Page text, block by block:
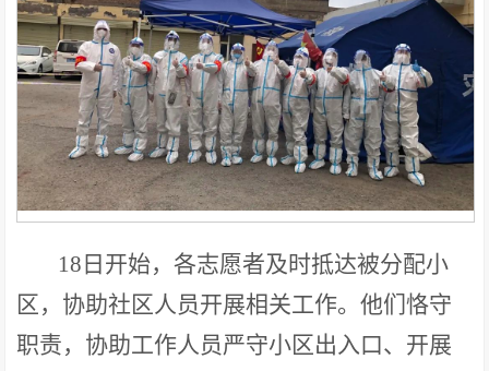
18日开始，各志愿者及时抵达被分配小
区，协助社区人员开展相关工作。他们恪守
职责，协助工作人员严守小区出入口、开展